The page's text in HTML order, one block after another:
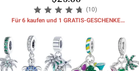
(10)
Für 6 kaufen und 1 GRATIS-GESCHENKE